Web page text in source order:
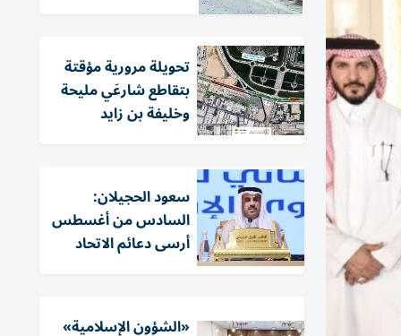
تحويلة مرورية مؤقتة
بتقاطع شارعَي مليحة
وخليفة بن زايد
سعود الحجيلان:
السادس من أغسطس
أرسى دعائم الاتحاد
«الشؤون الإسلامية»